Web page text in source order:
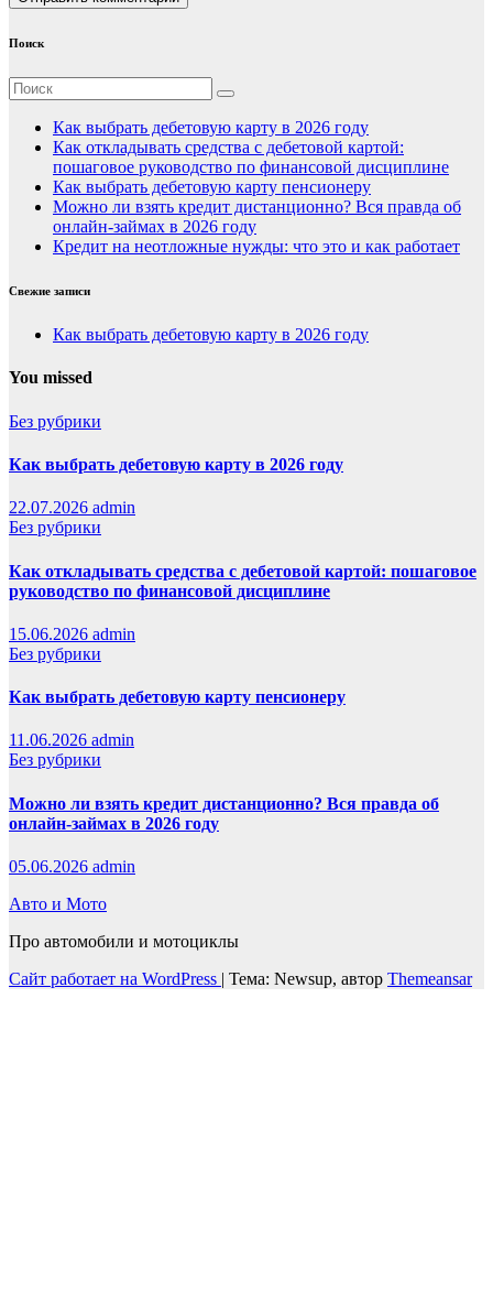
Поиск
Как выбрать дебетовую карту в 2026 году
Как откладывать средства с дебетовой картой:
пошаговое руководство по финансовой дисциплине
Как выбрать дебетовую карту пенсионеру
Можно ли взять кредит дистанционно? Вся правда об
онлайн-займах в 2026 году
Кредит на неотложные нужды: что это и как работает
Свежие записи
Как выбрать дебетовую карту в 2026 году
You missed
Без рубрики
Как выбрать дебетовую карту в 2026 году
22.07.2026 admin
Без рубрики
Как откладывать средства с дебетовой картой: пошаговое
руководство по финансовой дисциплине
15.06.2026 admin
Без рубрики
Как выбрать дебетовую карту пенсионеру
11.06.2026 admin
Без рубрики
Можно ли взять кредит дистанционно? Вся правда об
онлайн-займах в 2026 году
05.06.2026 admin
Авто и Мото
Про автомобили и мотоциклы
Сайт работает на WordPress | Тема: Newsup, автор Themeansar